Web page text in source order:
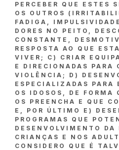
PERCEBER QUE ESTES
OS OUTROS
FADIGA,
DORES NO PEITO,
CONSTANTE,
RESPOSTA AO QUE
VIVER; C) CRIAR
E DIRECIONADAS PARA
VIOLÊNCIA; D)
ESPECIALIZADAS PARA
OS IDOSOS, DE FORMA
OS PREENCHA E QUE
E, POR ÚLTIMO E)
PROGRAMAS QUE
DESENVOLVIMENTO DA
CRIANÇAS E NOS
CONSIDERO QUE É